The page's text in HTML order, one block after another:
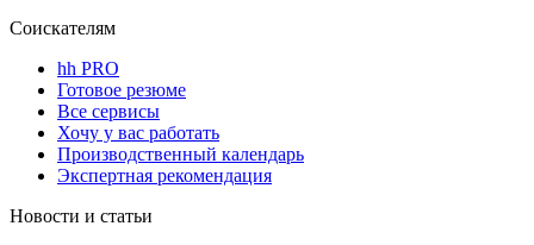
Соискателям
hh PRO
Готовое резюме
Все сервисы
Хочу у вас работать
Производственный календарь
Экспертная рекомендация
Новости и статьи